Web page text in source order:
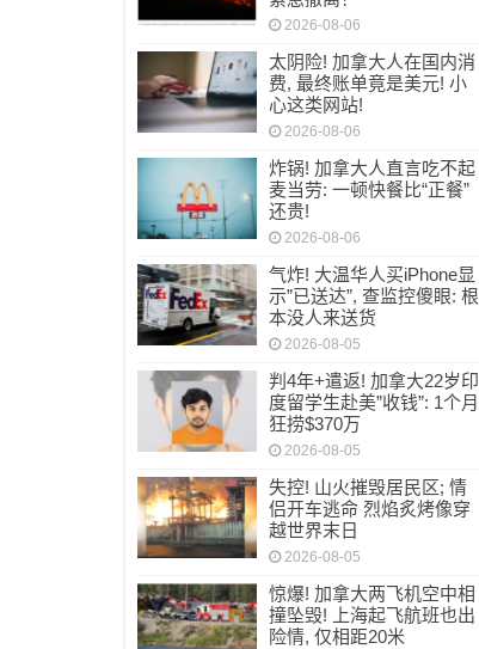
2026-08-06
太阴险! 加拿大人在国内消
费, 最终账单竟是美元! 小
心这类网站!
2026-08-06
炸锅! 加拿大人直言吃不起
麦当劳: 一顿快餐比“正餐”
还贵!
2026-08-06
气炸! 大温华人买iPhone显
示”已送达”, 查监控傻眼: 根
本没人来送货
2026-08-05
判4年+遣返! 加拿大22岁印
度留学生赴美”收钱”: 1个月
狂捞$370万
2026-08-05
失控! 山火摧毁居民区; 情
侣开车逃命 烈焰炙烤像穿
越世界末日
2026-08-05
惊爆! 加拿大两飞机空中相
撞坠毁! 上海起飞航班也出
险情, 仅相距20米